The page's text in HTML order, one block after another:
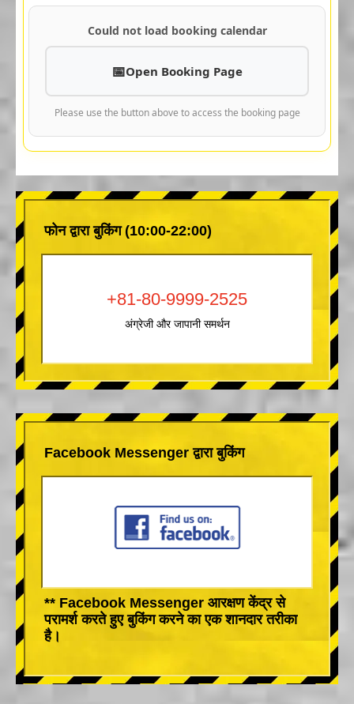
Could not load booking calendar
Open Booking Page
Please use the button above to access the booking page
फोन द्वारा बुकिंग (10:00-22:00)
+81-80-9999-2525
अंग्रेजी और जापानी समर्थन
Facebook Messenger द्वारा बुकिंग
** Facebook Messenger आरक्षण केंद्र से
परामर्श करते हुए बुकिंग करने का एक शानदार तरीका
है।